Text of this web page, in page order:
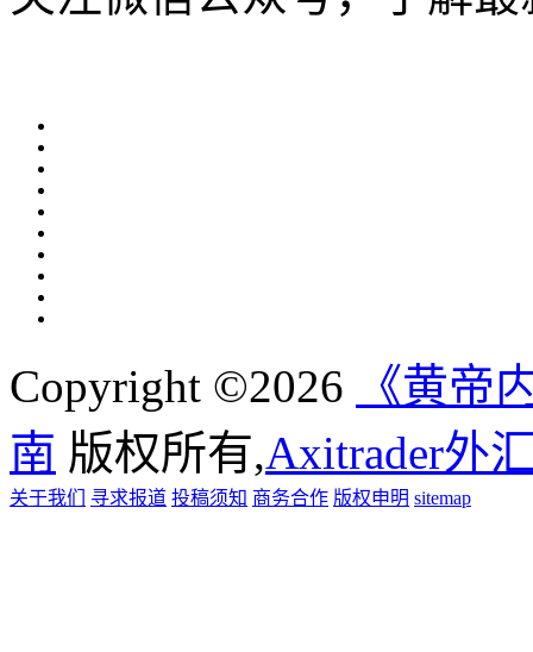
Copyright ©2026
《黄帝
南 版权所有,Axitrader外
关于我们 寻求报道 投稿须知 商务合作 版权申明 sitemap